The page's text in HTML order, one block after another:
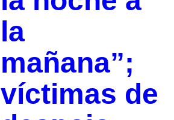
la
mañana”;
víctimas de